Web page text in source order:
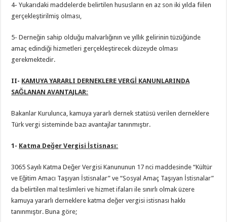
4- Yukarıdaki maddelerde belirtilen hususların en az son iki yılda fiilen
gerçekleştirilmiş olması,
5- Derneğin sahip olduğu malvarlığının ve yıllık gelirinin tüzüğünde
amaç edindiği hizmetleri gerçekleştirecek düzeyde olması
gerekmektedir.
II- KAMUYA YARARLI DERNEKLERE VERGİ KANUNLARINDA
SAĞLANAN AVANTAJLAR:
Bakanlar Kurulunca, kamuya yararlı dernek statüsü verilen derneklere
Türk vergi sisteminde bazı avantajlar tanınmıştır.
1- Katma Değer Vergisi İstisnası:
3065 Sayılı Katma Değer Vergisi Kanununun 17 nci maddesinde “Kültür
ve Eğitim Amacı Taşıyan İstisnalar” ve “Sosyal Amaç Taşıyan İstisnalar”
da belirtilen mal teslimleri ve hizmet ifaları ile sınırlı olmak üzere
kamuya yararlı derneklere katma değer vergisi istisnası hakkı
tanınmıştır. Buna göre;